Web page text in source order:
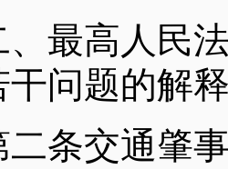
高人民法
干问题的解
交通肇事